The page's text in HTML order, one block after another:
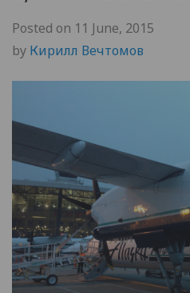
Posted on 11 June, 2015
by Кирилл Вечтомов